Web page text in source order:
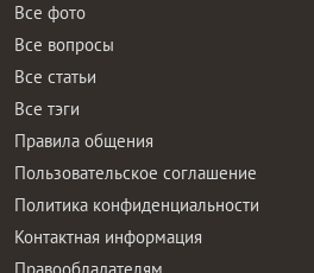
Все фото
Все вопросы
Все статьи
Все тэги
Правила общения
Пользовательское соглашение
Политика конфиденциальности
Контактная информация